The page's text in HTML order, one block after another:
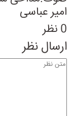
امیر عباسی
0 نظر
ارسال نظر